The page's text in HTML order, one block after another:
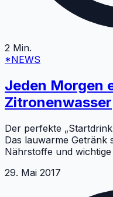
2 Min.
*NEWS
Jeden Morgen
Zitronenwasser
Der perfekte
Das lauwarme Getränk
Nährstoffe und
29. Mai 2017